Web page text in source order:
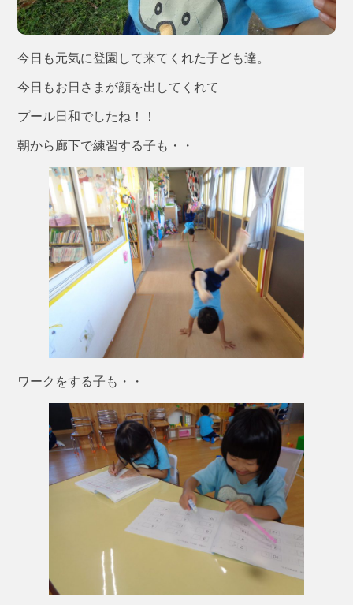
今日も元気に登園して来てくれた子ども達。
今日もお日さまが顔を出してくれて
プール日和でしたね！！
朝から廊下で練習する子も・・
ワークをする子も・・